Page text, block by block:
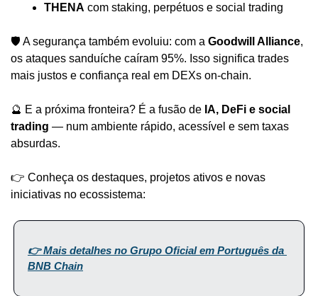
THENA com staking, perpétuos e social trading
🛡️ A segurança também evoluiu: com a Goodwill Alliance,
os ataques sanduíche caíram 95%. Isso significa trades
mais justos e confiança real em DEXs on-chain.
🔮 E a próxima fronteira? É a fusão de IA, DeFi e social
trading — num ambiente rápido, acessível e sem taxas
absurdas.
👉 Conheça os destaques, projetos ativos e novas
iniciativas no ecossistema:
👉 Mais detalhes no Grupo Oficial em Português da
BNB Chain